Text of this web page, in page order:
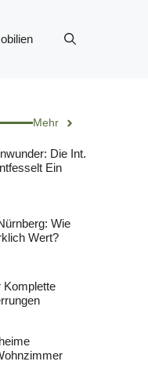
Mehr
Die Int.
Ein
Wie
Wert?
Komplette